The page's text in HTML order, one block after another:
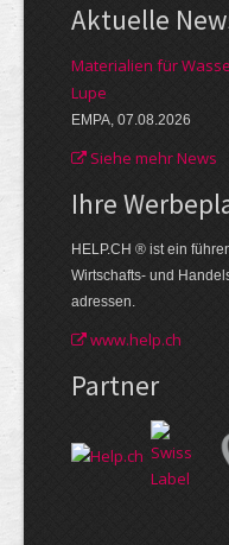
Aktuelle
Materialien für
Lupe
EMPA, 07.08.2026
Siehe mehr News
Ihre
HELP.CH ® ist ein
Wirtschafts- und
adressen.
www.help.ch
Partner